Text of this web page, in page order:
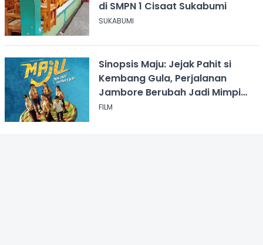
di SMPN 1 Cisaat Sukabumi
SUKABUMI
Sinopsis Maju: Jejak Pahit si
Kembang Gula, Perjalanan
Jambore Berubah Jadi Mimpi
Buruk
FILM